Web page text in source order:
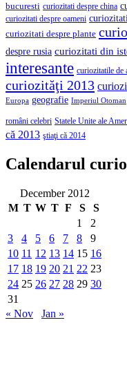
bucuresti curiozitati despre china
curiozitati despre oameni
curiozitati despre plante
despre rusia curiozitati din
interesante curiozitatile de
curiozităţi 2013
Europa geografie Imperiul Otoman
români celebri Statele Unite ale
că 2013 ştiaţi că 2014
Calendarul
December 2012
M T W T F S
S
1
2
3
4 5 6 7 8
9
10 11 12 13 14 15 16
17 18 19 20 21 22 23
24 25 26 27 28 29 30
31
« Nov
Jan »